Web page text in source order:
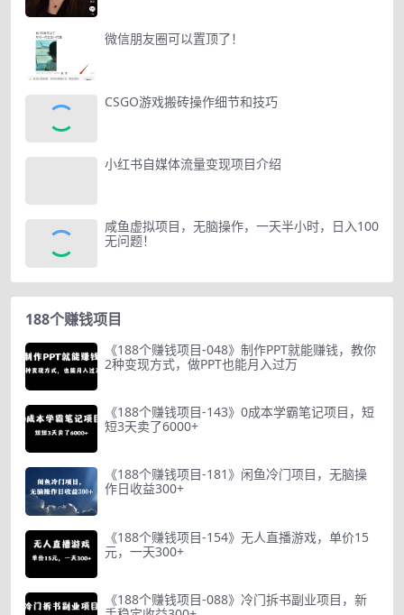
微信朋友圈可以置顶了！
CSGO游戏搬砖操作细节和技巧
小红书自媒体流量变现项目介绍
咸鱼虚拟项目，无脑操作，一天半小时，日入100
无问题！
188个赚钱项目
《188个赚钱项目-048》制作PPT就能赚钱，教你
2种变现方式，做PPT也能月入过万
《188个赚钱项目-143》0成本学霸笔记项目，短
短3天卖了6000+
《188个赚钱项目-181》闲鱼冷门项目，无脑操
作日收益300+
《188个赚钱项目-154》无人直播游戏，单价15
元，一天300+
《188个赚钱项目-088》冷门拆书副业项目，新